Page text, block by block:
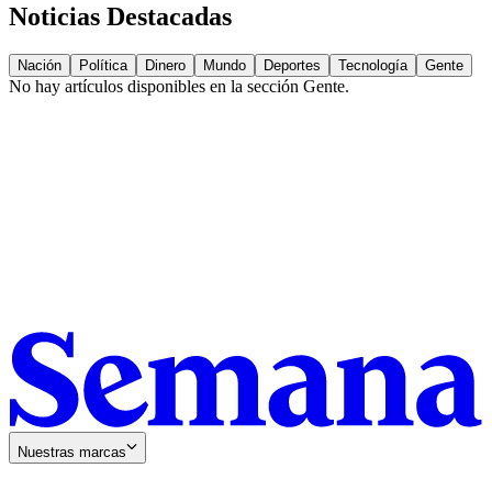
Noticias Destacadas
Nación Política Dinero Mundo Deportes Tecnología Gente
No hay artículos disponibles en la sección Gente.
Nuestras marcas